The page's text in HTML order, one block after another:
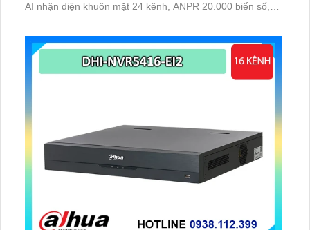
AI nhận diện khuôn mặt 24 kênh, ANPR 20.000 biển số,